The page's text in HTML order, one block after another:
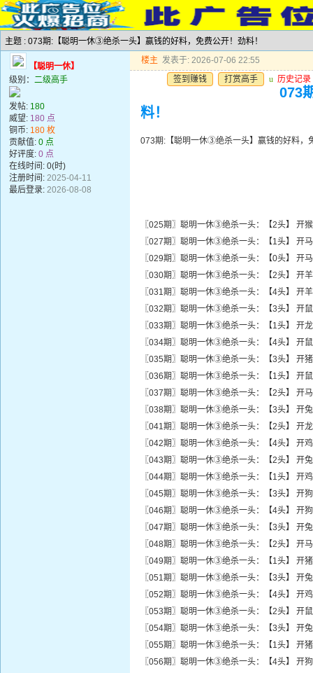
主题 : 073期:【聪明一休③绝杀一头】赢钱的好料，免费公开！劲料！
【聪明一休】
级别： 二级高手
发帖: 180
威望: 180 点
铜币: 180 枚
贡献值: 0 点
好评度: 0 点
在线时间: 0(时)
注册时间: 2025-04-11
最后登录: 2026-08-08
楼主 发表于: 2026-07-06 22:55
签到赚钱
打赏高手 u 历史记录
073
料！
073期:【聪明一休③绝杀一头】赢钱的好料，
〖025期〗聪明一休③绝杀一头：【2头】 开
〖027期〗聪明一休③绝杀一头：【1头】 开
〖029期〗聪明一休③绝杀一头：【0头】 开
〖030期〗聪明一休③绝杀一头：【2头】 开
〖031期〗聪明一休③绝杀一头：【4头】 开
〖032期〗聪明一休③绝杀一头：【3头】 开
〖033期〗聪明一休③绝杀一头：【1头】 开
〖034期〗聪明一休③绝杀一头：【4头】 开
〖035期〗聪明一休③绝杀一头：【3头】 开
〖036期〗聪明一休③绝杀一头：【1头】 开
〖037期〗聪明一休③绝杀一头：【2头】 开
〖038期〗聪明一休③绝杀一头：【3头】 开
〖041期〗聪明一休③绝杀一头：【2头】 开
〖042期〗聪明一休③绝杀一头：【4头】 开
〖043期〗聪明一休③绝杀一头：【2头】 开
〖044期〗聪明一休③绝杀一头：【1头】 开
〖045期〗聪明一休③绝杀一头：【3头】 开
〖046期〗聪明一休③绝杀一头：【4头】 开
〖047期〗聪明一休③绝杀一头：【3头】 开
〖048期〗聪明一休③绝杀一头：【2头】 开
〖049期〗聪明一休③绝杀一头：【1头】 开
〖051期〗聪明一休③绝杀一头：【3头】 开
〖052期〗聪明一休③绝杀一头：【4头】 开
〖053期〗聪明一休③绝杀一头：【2头】 开
〖054期〗聪明一休③绝杀一头：【3头】 开
〖055期〗聪明一休③绝杀一头：【1头】 开
〖056期〗聪明一休③绝杀一头：【4头】 开